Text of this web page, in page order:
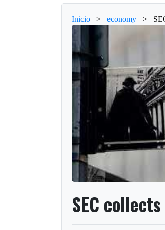
Inicio > economy >
SEC